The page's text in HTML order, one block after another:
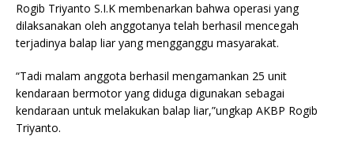
Rogib Triyanto S.I.K membenarkan bahwa operasi yang
dilaksanakan oleh anggotanya telah berhasil mencegah
terjadinya balap liar yang mengganggu masyarakat.
“Tadi malam anggota berhasil mengamankan 25 unit
kendaraan bermotor yang diduga digunakan sebagai
kendaraan untuk melakukan balap liar,”ungkap AKBP Rogib
Triyanto.